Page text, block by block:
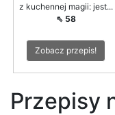
z kuchennej magii: jest...
⇖ 58
Zobacz przepis!
Przepisy